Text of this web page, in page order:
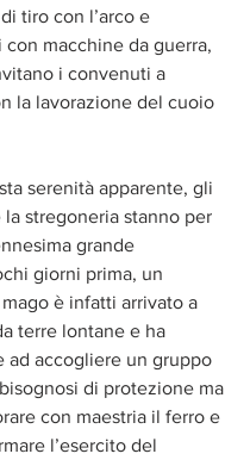
tiro con l’arco e
macchine da guerra,
i convenuti a
la lavorazione del cuoio
serenità apparente, gli
stregoneria stanno per
grande
giorni prima, un
è infatti arrivato a
terre lontane e ha
ad accogliere un gruppo
di protezione ma
con maestria il ferro e
l’esercito del